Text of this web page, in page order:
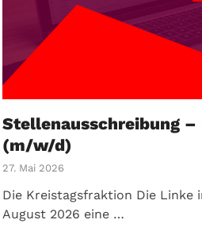
Stellenausschreibung
(m/w/d)
27. Mai 2026
Die Kreistagsfraktion Die Linke
August 2026 eine …